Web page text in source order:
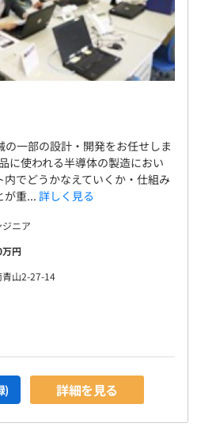
一部の設計・開発をお任せしま
に使われる半導体の製造におい
でどうかなえていくか・仕組み
が重... 詳しく見る
ニア
円
山2-27-14
) 詳細を見る